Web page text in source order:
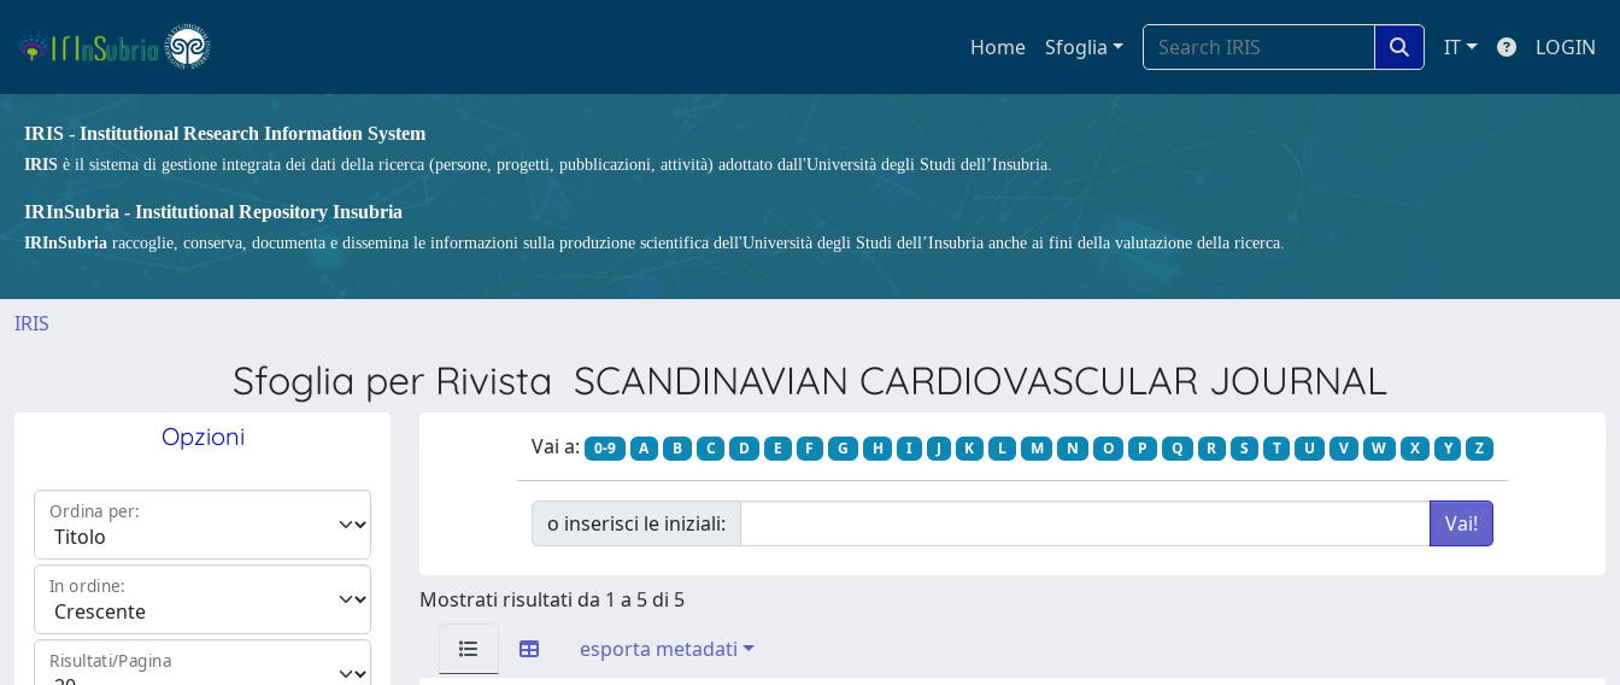
Home Sfoglia IT LOGIN
IRIS - Institutional Research Information System
IRIS è il sistema di gestione integrata dei dati della ricerca (persone, progetti, pubblicazioni, attività) adottato dall'Università degli Studi dell’Insubria.
IRInSubria - Institutional Repository Insubria
IRInSubria raccoglie, conserva, documenta e dissemina le informazioni sulla produzione scientifica dell'Università degli Studi dell’Insubria anche ai fini della valutazione della ricerca.
IRIS
Sfoglia per Rivista SCANDINAVIAN CARDIOVASCULAR JOURNAL
Opzioni
Ordina per:
In ordine:
Risultati/Pagina
Vai a: 0-9 A B C D E F G H I J K L M N O P Q R S T U V W X Y Z
o inserisci le iniziali:
Mostrati risultati da 1 a 5 di 5
esporta metadati